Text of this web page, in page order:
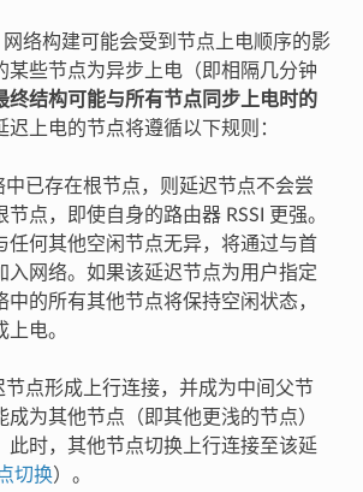
网络构建可能会受到节点上电顺序的影
某些节点为异步上电（即相隔几分钟
终结构可能与所有节点同步上电时的
迟上电的节点将遵循以下规则：
中已存在根节点，则延迟节点不会尝
点，即使自身的路由器 RSSI 更强。
任何其他空闲节点无异，将通过与首
入网络。如果该延迟节点为用户指定
中的所有其他节点将保持空闲状态，
电。
节点形成上行连接，并成为中间父节
成为其他节点（即其他更浅的节点）
此时，其他节点切换上行连接至该延
切换）。